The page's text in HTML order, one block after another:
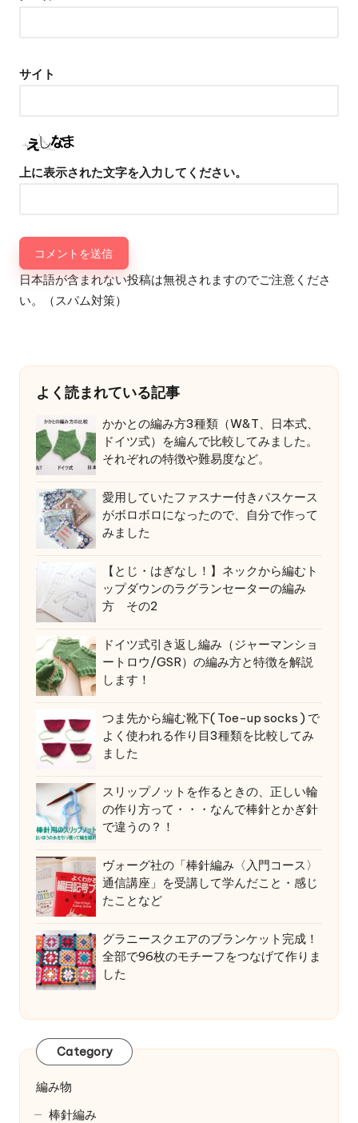
サイト
上に表示された文字を入力してください。
日本語が含まれない投稿は無視されますのでご注意くださ
い。（スパム対策）
よく読まれている記事
かかとの編み方3種類（W&T、日本式、
ドイツ式）を編んで比較してみました。
それぞれの特徴や難易度など。
愛用していたファスナー付きパスケース
がボロボロになったので、自分で作って
みました
【とじ・はぎなし！】ネックから編むト
ップダウンのラグランセーターの編み
方 その2
ドイツ式引き返し編み（ジャーマンショ
ートロウ/GSR）の編み方と特徴を解説
します！
つま先から編む靴下( Toe-up socks ) で
よく使われる作り目3種類を比較してみ
ました
スリップノットを作るときの、正しい輪
の作り方って・・・なんで棒針とかぎ針
で違うの？！
ヴォーグ社の「棒針編み〈入門コース〉
通信講座」を受講して学んだこと・感じ
たことなど
グラニースクエアのブランケット完成！
全部で96枚のモチーフをつなげて作りま
した
Category
編み物
棒針編み